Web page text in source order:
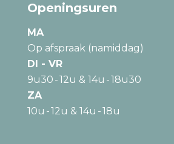
Openingsuren
MA
Op afspraak (namiddag)
DI - VR
9u30 - 12u & 14u - 18u30
ZA
10u - 12u & 14u - 18u